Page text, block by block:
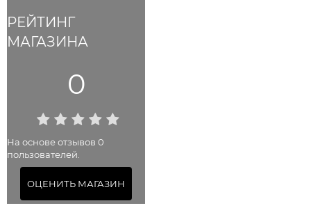
РЕЙТИНГ
МАГАЗИНА
0
На основе отзывов 0
пользователей.
ОЦЕНИТЬ МАГАЗИН